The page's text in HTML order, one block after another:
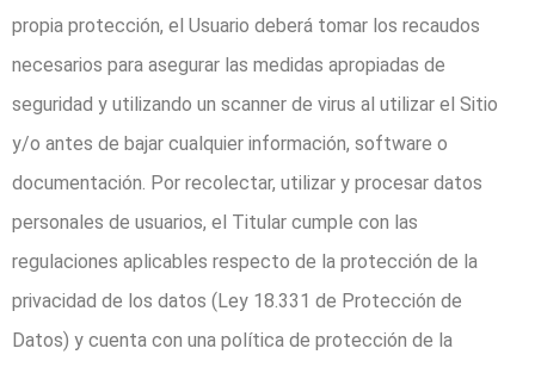
propia protección, el Usuario deberá tomar los recaudos
necesarios para asegurar las medidas apropiadas de
seguridad y utilizando un scanner de virus al utilizar el Sitio
y/o antes de bajar cualquier información, software o
documentación. Por recolectar, utilizar y procesar datos
personales de usuarios, el Titular cumple con las
regulaciones aplicables respecto de la protección de la
privacidad de los datos (Ley 18.331 de Protección de
Datos) y cuenta con una política de protección de la